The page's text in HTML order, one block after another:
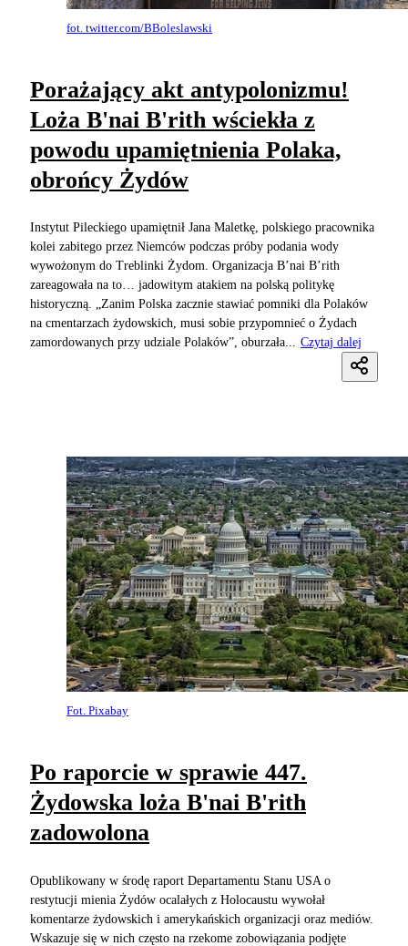
fot. twitter.com/BBoleslawski
Porażający akt antypolonizmu!
Loża B'nai B'rith wściekła z
powodu upamiętnienia Polaka,
obrońcy Żydów
Instytut Pileckiego upamiętnił Jana Maletkę, polskiego pracownika
kolei zabitego przez Niemców podczas próby podania wody
wywożonym do Treblinki Żydom. Organizacja B’nai B’rith
zareagowała na to… jadowitym atakiem na polską politykę
historyczną. „Zanim Polska zacznie stawiać pomniki dla Polaków
na cmentarzach żydowskich, musi sobie przypomnieć o Żydach
zamordowanych przy udziale Polaków”, oburzała... Czytaj dalej
Fot. Pixabay
Po raporcie w sprawie 447.
Żydowska loża B'nai B'rith
zadowolona
Opublikowany w środę raport Departamentu Stanu USA o
restytucji mienia Żydów ocalałych z Holocaustu wywołał
komentarze żydowskich i amerykańskich organizacji oraz mediów.
Wskazuje się w nich często na rzekome zobowiązania podjęte